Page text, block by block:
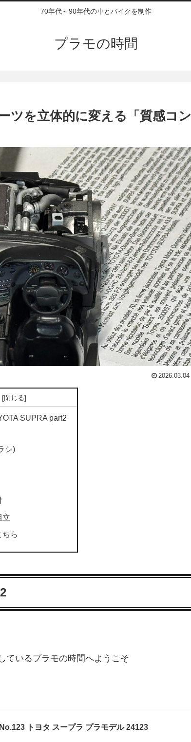
70年代～90年代の車とバイクを制作
プラモの時間
ツを立体的に変える「質感コン
2026.03.04
SUPRA part2
シ)
立
ちら
ているプラモの時間へようこそ
トヨタ スープラ プラモデル 24123